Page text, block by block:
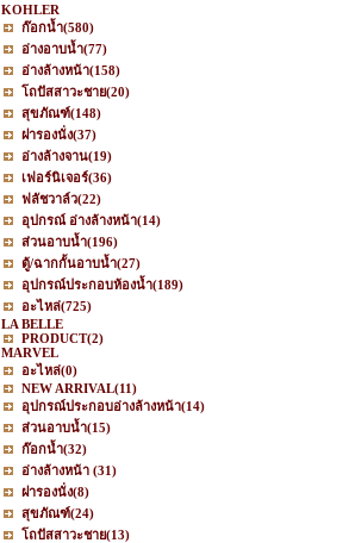
KOHLER
ก๊อกน้ำ(580)
อ่างอาบน้ำ(77)
อ่างล้างหน้า(158)
โถปัสสาวะชาย(20)
สุขภัณฑ์(148)
ฝารองนั่ง(37)
อ่างล้างจาน(19)
เฟอร์นิเจอร์(36)
ฟลัชวาล์ว(22)
อุปกรณ์ อ่างล้างหน้า(14)
ส่วนอาบน้ำ(196)
ตู้/ฉากกั้นอาบน้ำ(27)
อุปกรณ์ประกอบห้องน้ำ(189)
อะไหล่(725)
LA BELLE
PRODUCT(2)
MARVEL
อะไหล่(0)
NEW ARRIVAL(11)
อุปกรณ์ประกอบอ่างล้างหน้า(14)
ส่วนอาบน้ำ(15)
ก๊อกน้ำ(32)
อ่างล้างหน้า (31)
ฝารองนั่ง(8)
สุขภัณฑ์(24)
โถปัสสาวะชาย(13)